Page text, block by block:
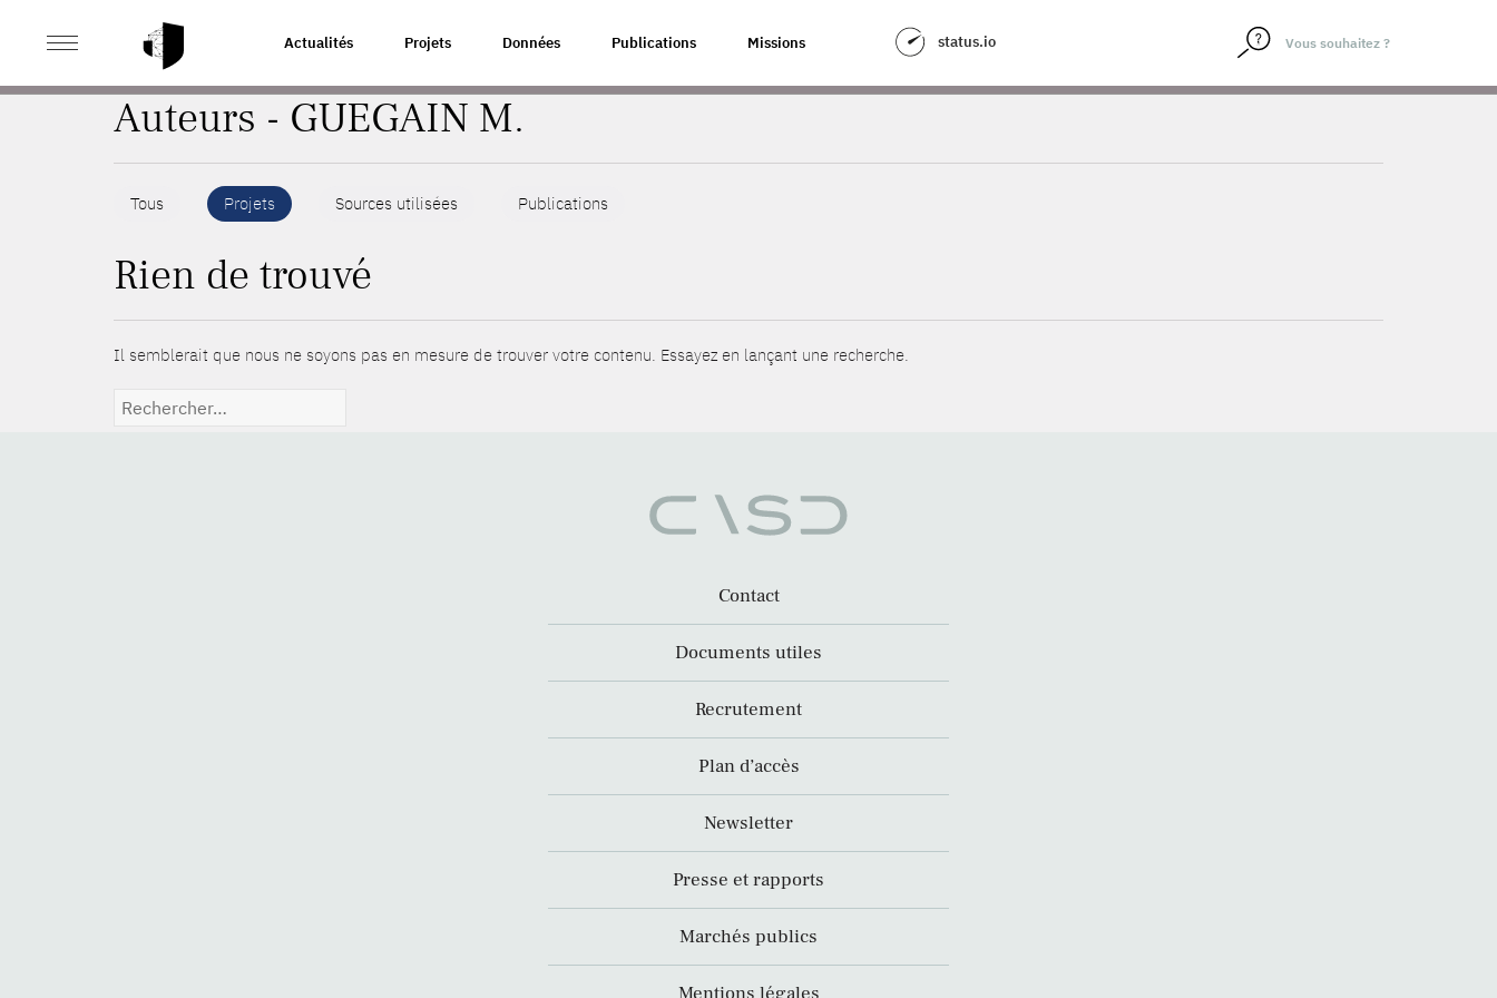
Actualités Projets Données Publications Missions status.io
ACCUEIL
Auteurs - GUEGAIN M.
Tous Projets Sources utilisées Publications
Rien de trouvé
Il semblerait que nous ne soyons pas en mesure de trouver votre contenu. Essayez en lançant une recherche.
Rechercher :
Contact
Documents utiles
Recrutement
Plan d’accès
Newsletter
Presse et rapports
Marchés publics